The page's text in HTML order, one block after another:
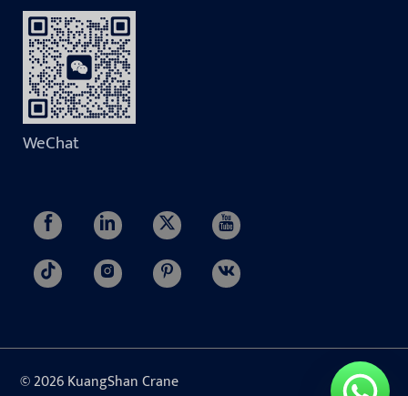
WeChat
© 2026 KuangShan Crane